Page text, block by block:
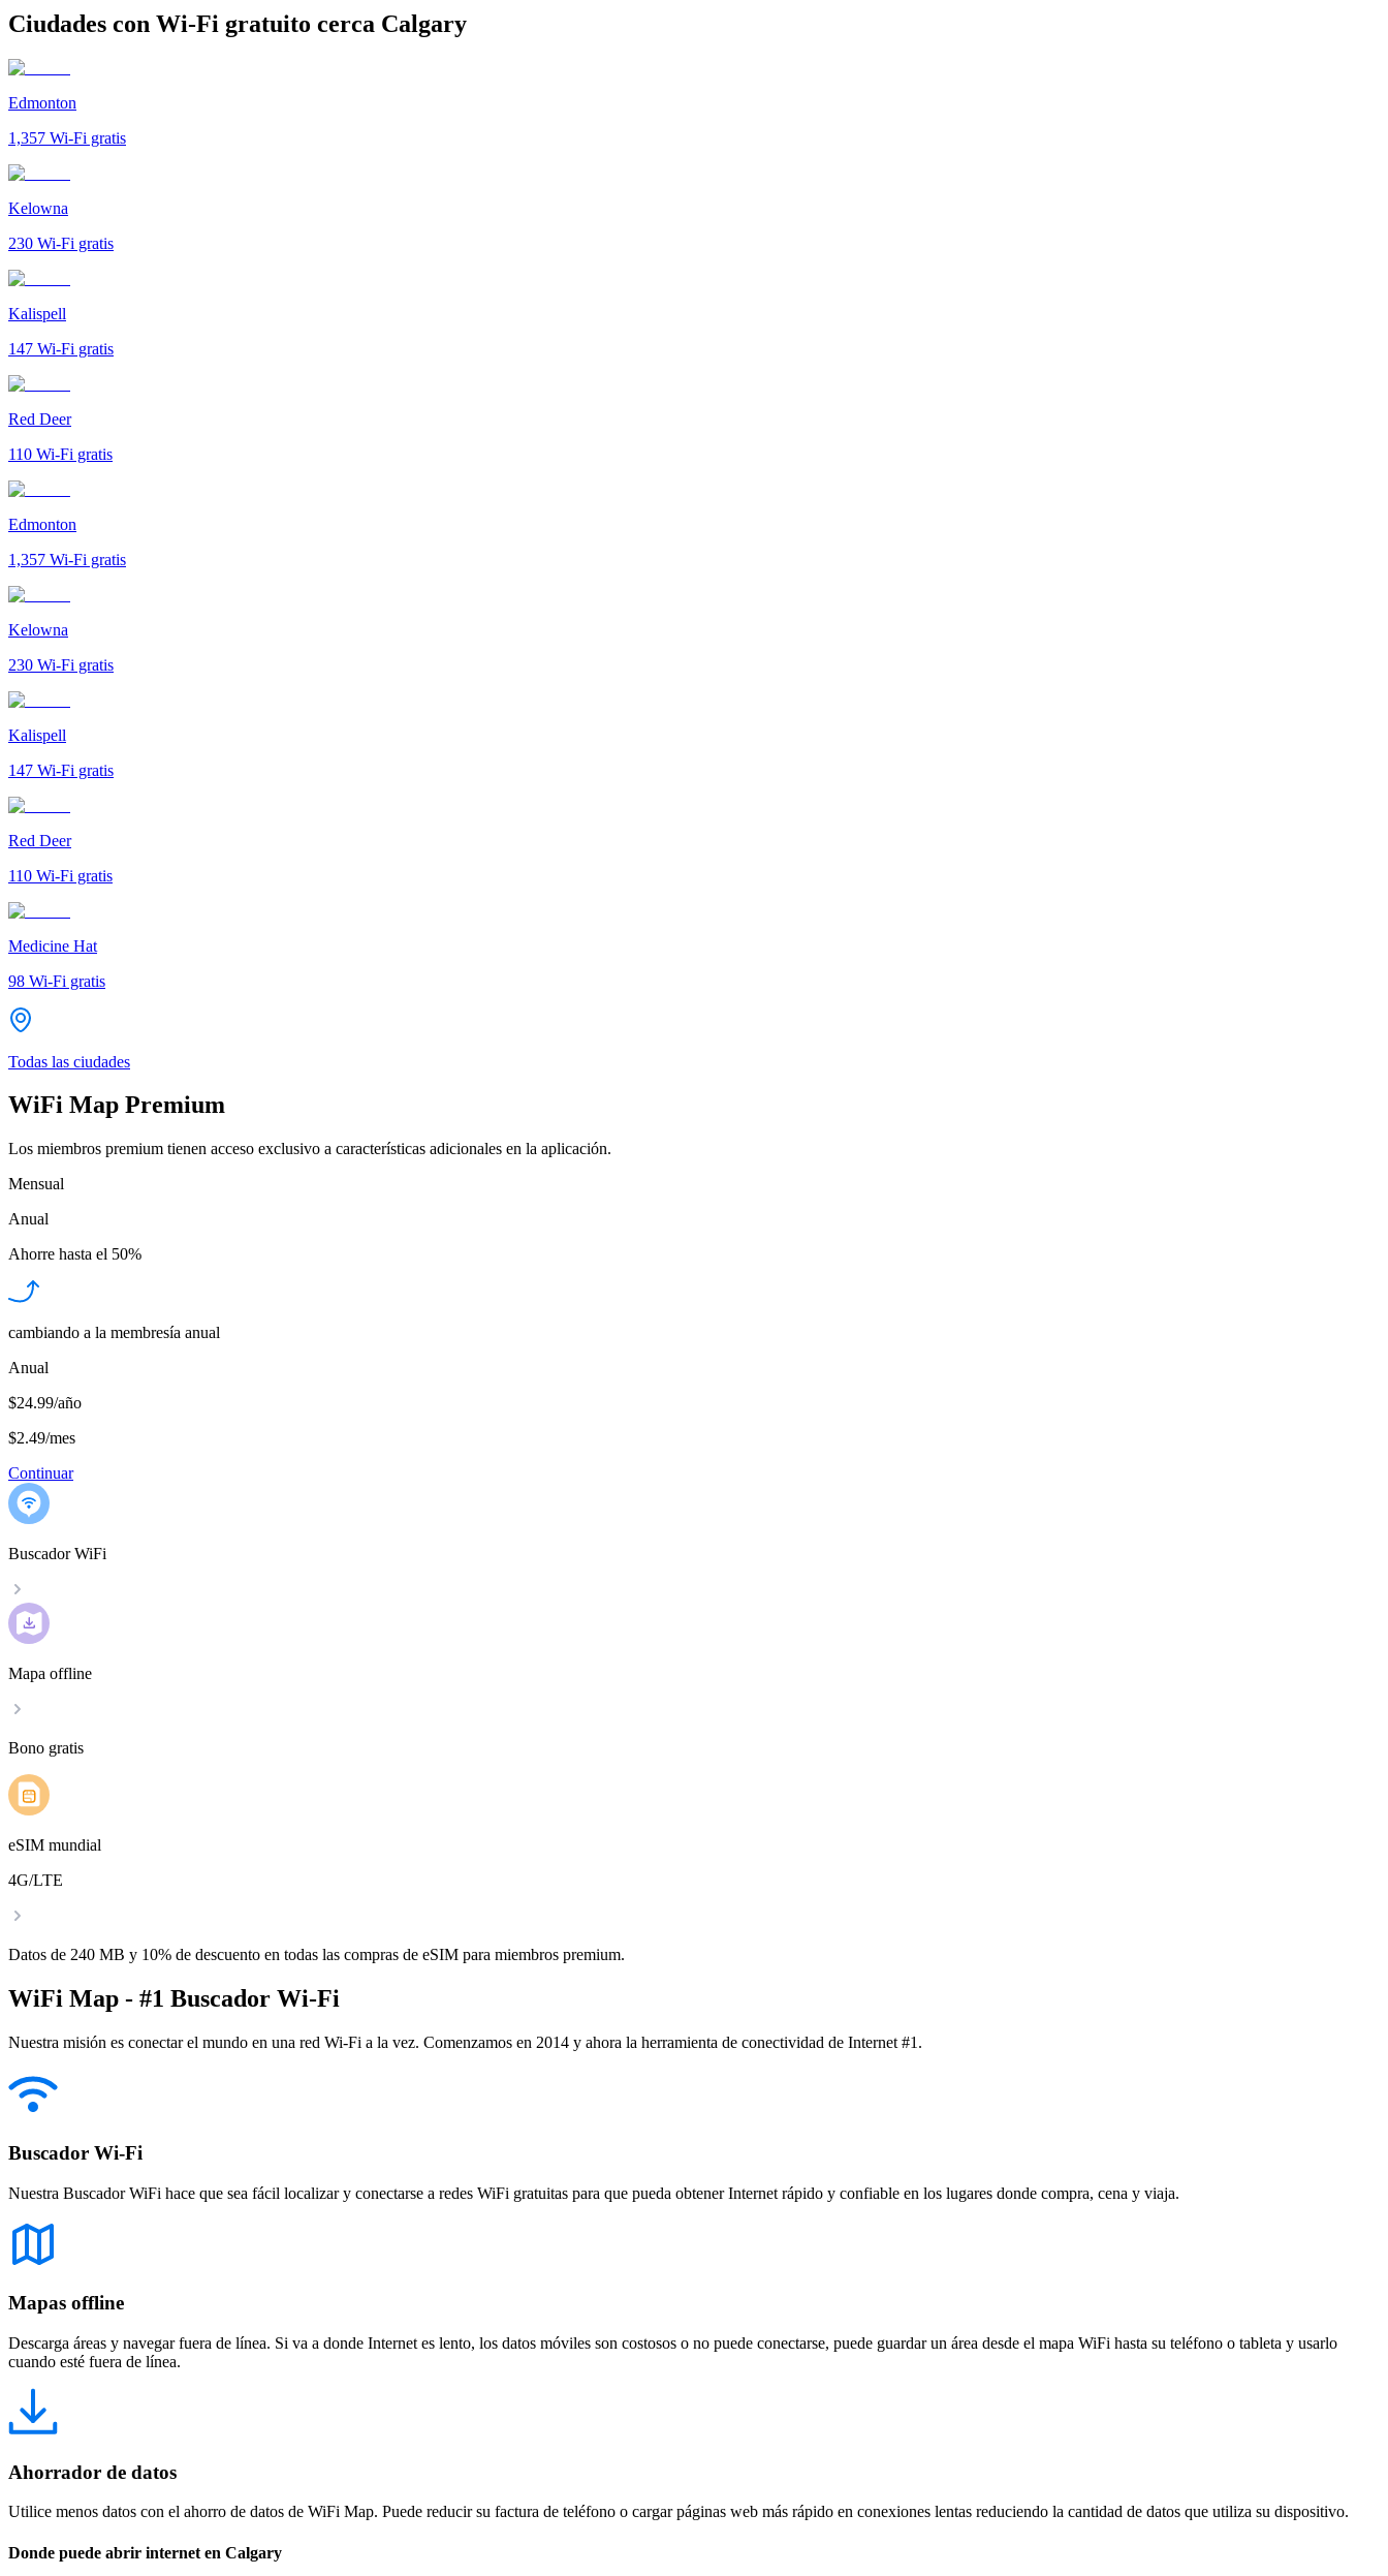
Ciudades con Wi-Fi gratuito cerca Calgary
Edmonton
1,357 Wi-Fi gratis
Kelowna
230 Wi-Fi gratis
Kalispell
147 Wi-Fi gratis
Red Deer
110 Wi-Fi gratis
Edmonton
1,357 Wi-Fi gratis
Kelowna
230 Wi-Fi gratis
Kalispell
147 Wi-Fi gratis
Red Deer
110 Wi-Fi gratis
Medicine Hat
98 Wi-Fi gratis
Todas las ciudades
WiFi Map Premium
Los miembros premium tienen acceso exclusivo a características adicionales en la aplicación.
Mensual
Anual
Ahorre hasta el 50%
cambiando a la membresía anual
Anual
$24.99/año
$2.49/mes
Continuar
Buscador WiFi
Mapa offline
Bono gratis
eSIM mundial
4G/LTE
Datos de 240 MB y 10% de descuento en todas las compras de eSIM para miembros premium.
WiFi Map - #1 Buscador Wi-Fi
Nuestra misión es conectar el mundo en una red Wi-Fi a la vez. Comenzamos en 2014 y ahora la herramienta de conectividad de Internet #1.
Buscador Wi-Fi
Nuestra Buscador WiFi hace que sea fácil localizar y conectarse a redes WiFi gratuitas para que pueda obtener Internet rápido y confiable en los lugares donde compra, cena y viaja.
Mapas offline
Descarga áreas y navegar fuera de línea. Si va a donde Internet es lento, los datos móviles son costosos o no puede conectarse, puede guardar un área desde el mapa WiFi hasta su teléfono o tableta y usarlo
cuando esté fuera de línea.
Ahorrador de datos
Utilice menos datos con el ahorro de datos de WiFi Map. Puede reducir su factura de teléfono o cargar páginas web más rápido en conexiones lentas reduciendo la cantidad de datos que utiliza su dispositivo.
Donde puede abrir internet en Calgary